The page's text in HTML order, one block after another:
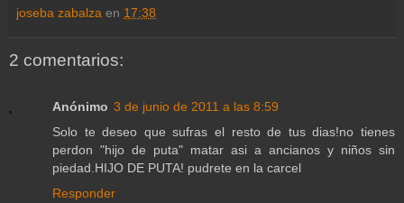
joseba zabalza en 17:38
2 comentarios:
Anónimo 3 de junio de 2011 a las 8:59
Solo te deseo que sufras el resto de tus dias!no tienes
perdon "hijo de puta" matar asi a ancianos y niños sin
piedad.HIJO DE PUTA! pudrete en la carcel
Responder